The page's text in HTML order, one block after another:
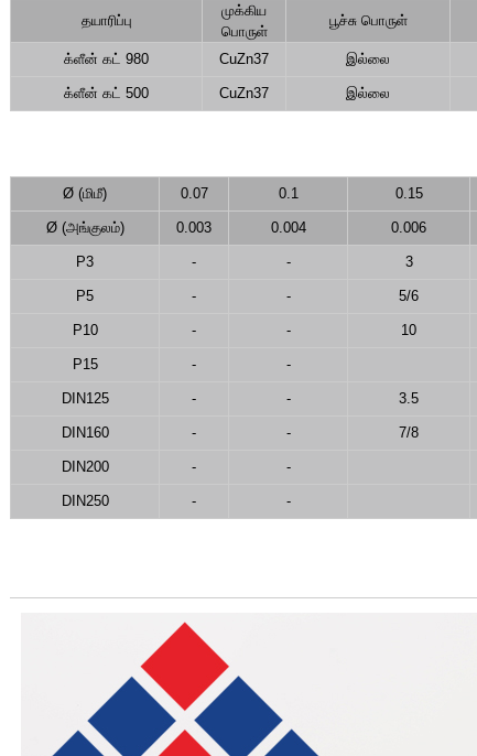
தயாரிப்பு
முக்கிய
பொருள்
பூச்சு பொருள்
க்ளீன் கட் 980 CuZn37 இல்லை
க்ளீன் கட் 500 CuZn37 இல்லை
Ø (மிமீ) 0.07 0.1 0.15
Ø (அங்குலம்) 0.003 0.004 0.006
P3 - - 3
P5 - - 5/6
P10 - - 10
P15 - -
DIN125 - - 3.5
DIN160 - - 7/8
DIN200 - -
DIN250 - -